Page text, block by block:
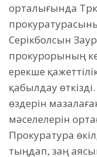
орталығында
Серікболсын
прокурорының
ерекше
қабылдау
өздерін
мәселелерін
Прокуратура
тыңдап, заң